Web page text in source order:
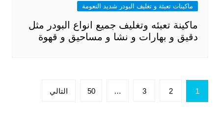
ماكينات تعبئة و تغليف البودر شديد النعومة
ماكينة تعبئه وتغليف جميع انواع البودر مثل
دقيق و بهارات و نشا و مساحيق و قهوة
تعدد
صفحات
1
2
3
…
50 التالي